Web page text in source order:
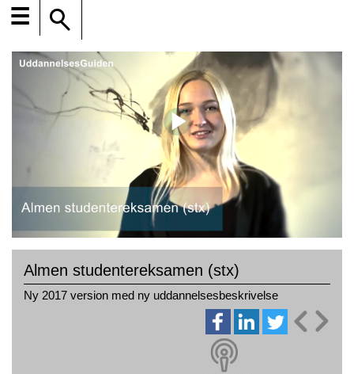
☰
Almen studentereksamen (stx)
Ny 2017 version med ny uddannelsesbeskrivelse